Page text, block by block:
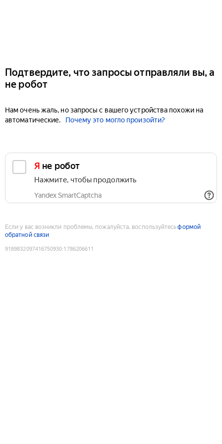
Подтвердите, что запросы отправляли вы, а
не робот
Нам очень жаль, но запросы с вашего устройства похожи на
автоматические.
Почему это могло произойти?
Я не робот
Нажмите, чтобы продолжить
Yandex SmartCaptcha
Если у вас возникли проблемы, пожалуйста, воспользуйтесьформой
обратной связи
9189832097416750930:1786206611